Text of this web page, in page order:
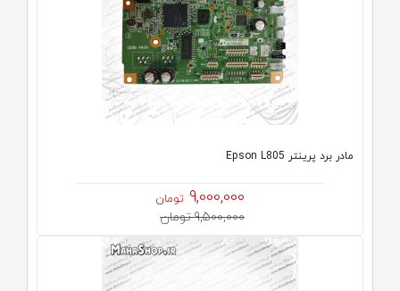
مادر برد پرینتر Epson L805
9,000,000 تومان
9,500,000 تومان